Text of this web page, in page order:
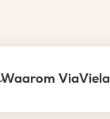
Waarom ViaViela